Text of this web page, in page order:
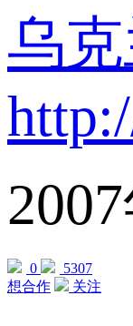
乌
0
5307
想合作
关注